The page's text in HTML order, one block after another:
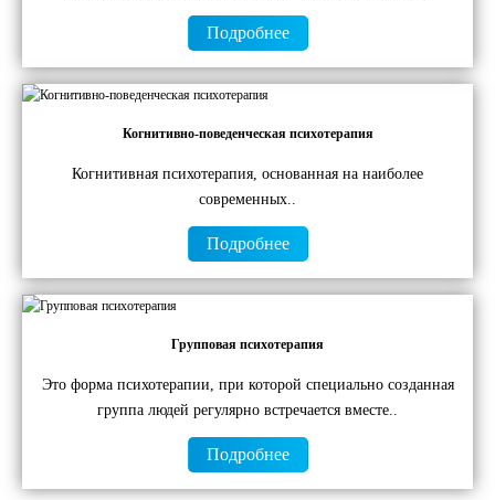
Подробнее
Когнитивно-поведенческая психотерапия
Когнитивная психотерапия, основанная на наиболее
современных..
Подробнее
Групповая психотерапия
Это форма психотерапии, при которой специально созданная
группа людей регулярно встречается вместе..
Подробнее